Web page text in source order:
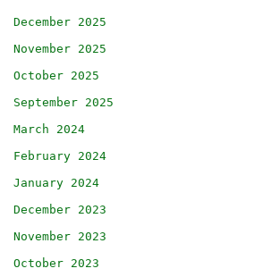
December 2025
November 2025
October 2025
September 2025
March 2024
February 2024
January 2024
December 2023
November 2023
October 2023